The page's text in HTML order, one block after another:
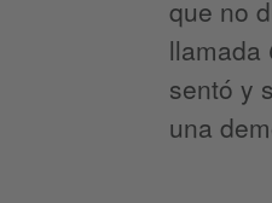
que no
llamada
sentó y
una